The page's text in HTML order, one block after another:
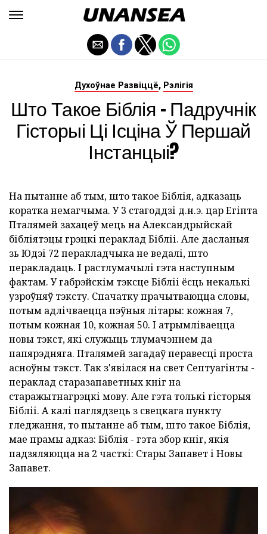
Духоўнае Развіццё, Рэлігія
Што Такое Біблія - Падручнік
Гісторыі Ці Ісціна Ў Першай
Інстанцыі?
На пытанне аб тым, што такое Біблія, адказаць
коратка немагчыма. У 3 стагоддзі д.н.э. цар Егіпта
Пталямей захацеў мець на Александрыйскай
бібліятэцы грэцкі пераклад Бібліі. Але дасланыя
зь Юдэі 72 перакладчыка не ведалі, што
перакладаць. І растлумачылі гэта наступным
фактам. У габрэйскім тэксце Бібліі ёсць некалькі
узроўняў тэксту. Спачатку прачытваюцца словы,
потым адлічваецца пэўныя літары: кожная 7,
потым кожная 10, кожная 50. І атрымліваецца
новы тэкст, які служыць тлумачэннем да
папярэдняга. Пталямей загадаў перавесці проста
асноўны тэкст. Так з'явілася на свет Септуагінты -
пераклад старазапаветных кніг на
старажытнагрэцкі мову. Але гэта толькі гісторыя
Бібліі. А калі паглядзець з свецкага пункту
гледжання, то пытанне аб тым, што такое Біблія,
мае прамы адказ: Біблія - гэта збор кніг, якія
падзяляюцца на 2 часткі: Стары Запавет і Новы
Запавет.